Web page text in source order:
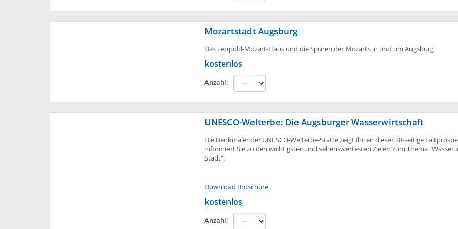
Mozartstadt Augsburg
Das Leopold-Mozart-Haus und die Spuren der Mozarts in und um Augsburg
kostenlos
Anzahl:
UNESCO-Welterbe: Die Augsburger Wasserwirtschaft
Die Denkmäler der UNESCO-Welterbe-Stätte zeigt Ihnen dieser 28-seitige
informiert Sie zu den wichtigsten und sehenswertesten Zielen zum Thema "Wasser
Stadt".
Download Broschüre
kostenlos
Anzahl: